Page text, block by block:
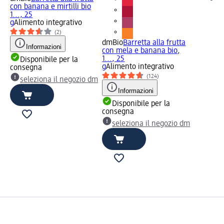
con banana e mirtilli bio
1..., 25
gAlimento integrativo
(2)
Informazioni
Disponibile per la
consegna
seleziona il negozio dm
dmBioBarretta alla frutta
con mela e banana bio,
1..., 25
gAlimento integrativo
(124)
Informazioni
Disponibile per la
consegna
seleziona il negozio dm